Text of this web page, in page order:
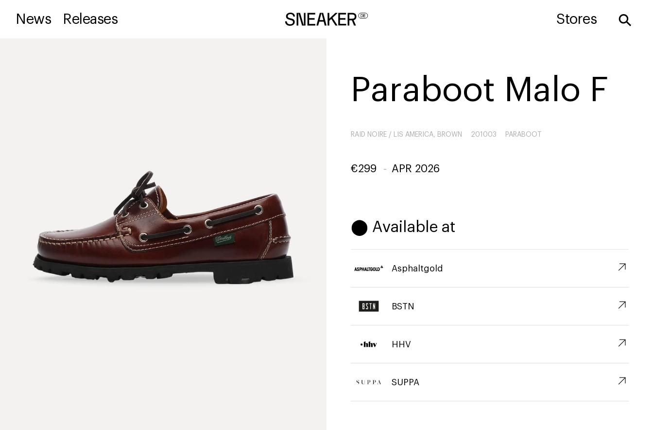
News Releases Stores ⚲
Paraboot Malo F
RAID NOIRE / LIS AMERICA, BROWN 201003 PARABOOT
€299 - APR 2026
⬤ Available at
Asphaltgold ↗︎
BSTN ↗︎
HHV ↗︎
SUPPA ↗︎